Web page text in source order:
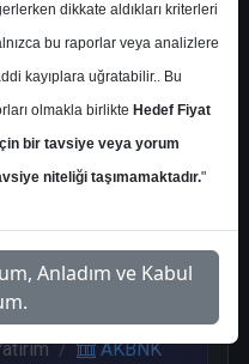
Yok
1 3
AKBNK
dikkate aldıkları kriterleri
bu raporlar veya analizlere
kayıplara uğratabilir.. Bu
olmakla birlikte Hedef Fiyat
bir tavsiye veya yorum
niteliği taşımamaktadır."
ve Kabul